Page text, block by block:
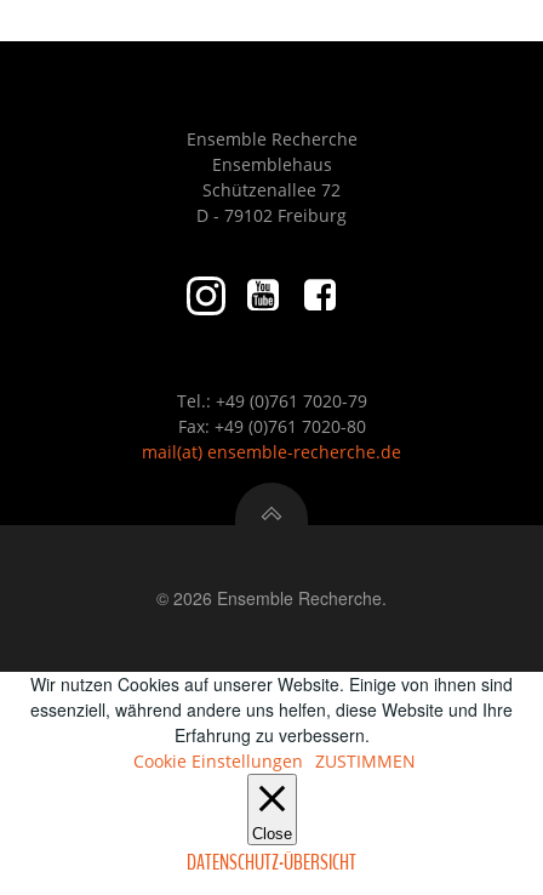
Ensemble Recherche
Ensemblehaus
Schützenallee 72
D - 79102 Freiburg
Tel.: +49 (0)761 7020-79
Fax: +49 (0)761 7020-80
mail(at) ensemble-recherche.de
© 2026 Ensemble Recherche.
Wir nutzen Cookies auf unserer Website. Einige von ihnen sind
essenziell, während andere uns helfen, diese Website und Ihre
Erfahrung zu verbessern.
Cookie Einstellungen ZUSTIMMEN
Close
DATENSCHUTZ-ÜBERSICHT